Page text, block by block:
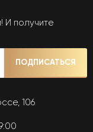
И получите
ПОДПИСАТЬСЯ
106